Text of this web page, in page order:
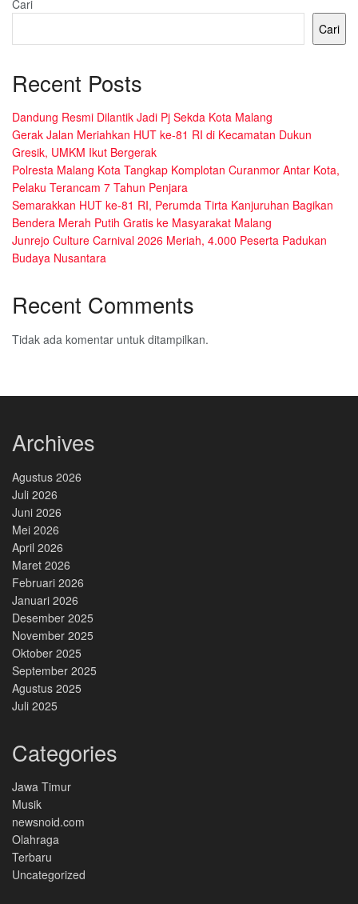
Cari
Cari
Recent Posts
Dandung Resmi Dilantik Jadi Pj Sekda Kota Malang
Gerak Jalan Meriahkan HUT ke-81 RI di Kecamatan Dukun
Gresik, UMKM Ikut Bergerak
Polresta Malang Kota Tangkap Komplotan Curanmor Antar Kota,
Pelaku Terancam 7 Tahun Penjara
Semarakkan HUT ke-81 RI, Perumda Tirta Kanjuruhan Bagikan
Bendera Merah Putih Gratis ke Masyarakat Malang
Junrejo Culture Carnival 2026 Meriah, 4.000 Peserta Padukan
Budaya Nusantara
Recent Comments
Tidak ada komentar untuk ditampilkan.
Archives
Agustus 2026
Juli 2026
Juni 2026
Mei 2026
April 2026
Maret 2026
Februari 2026
Januari 2026
Desember 2025
November 2025
Oktober 2025
September 2025
Agustus 2025
Juli 2025
Categories
Jawa Timur
Musik
newsnoid.com
Olahraga
Terbaru
Uncategorized